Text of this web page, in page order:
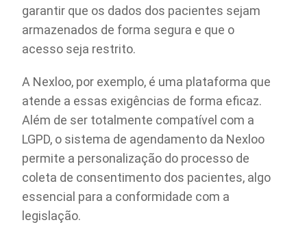
garantir que os dados dos pacientes sejam
armazenados de forma segura e que o
acesso seja restrito.
A Nexloo, por exemplo, é uma plataforma que
atende a essas exigências de forma eficaz.
Além de ser totalmente compatível com a
LGPD, o sistema de agendamento da Nexloo
permite a personalização do processo de
coleta de consentimento dos pacientes, algo
essencial para a conformidade com a
legislação.